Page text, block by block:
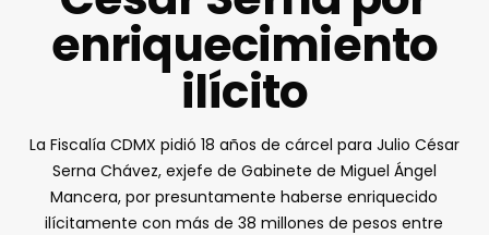
enriquecimiento
ilícito
La Fiscalía CDMX pidió 18 años de cárcel para Julio César
Serna Chávez, exjefe de Gabinete de Miguel Ángel
Mancera, por presuntamente haberse enriquecido
ilícitamente con más de 38 millones de pesos entre